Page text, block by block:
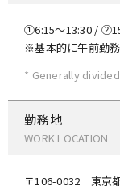
①6:15〜13:30 /
※基本的に午前勤務
* Generally
勤務地
WORK LOCATION
〒106-0032 東京